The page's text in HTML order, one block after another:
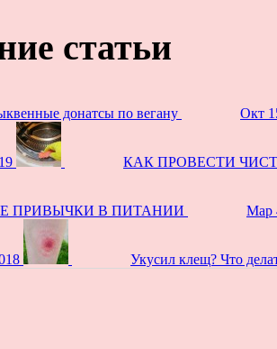
статьи
донатсы по вегану Окт
КАК ПРОВЕСТИ
ПРИВЫЧКИ В ПИТАНИИ Мар
Укусил клещ? Что